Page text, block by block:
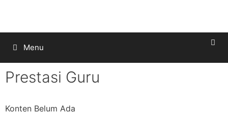
Menu
Prestasi Guru
Konten Belum Ada